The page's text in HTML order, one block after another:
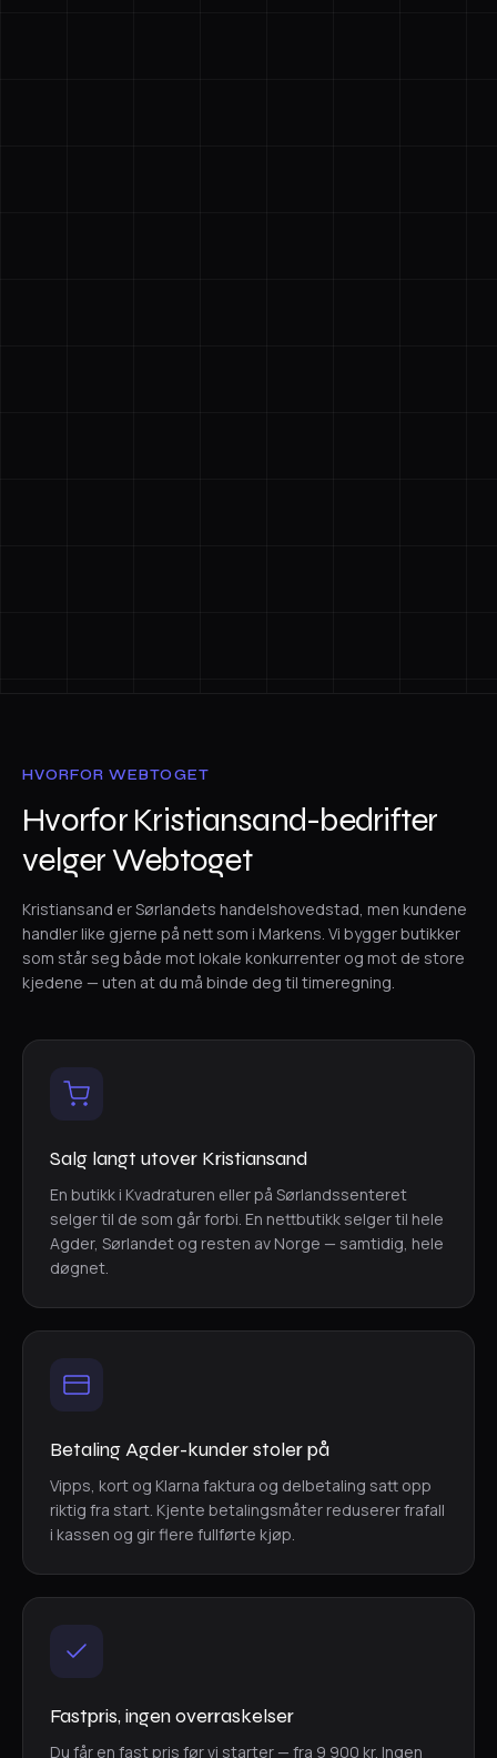
HVORFOR WEBTOGET
Hvorfor Kristiansand-bedrifter
velger Webtoget
Kristiansand er Sørlandets handelshovedstad, men kundene
handler like gjerne på nett som i Markens. Vi bygger butikker
som står seg både mot lokale konkurrenter og mot de store
kjedene — uten at du må binde deg til timeregning.
Salg langt utover Kristiansand
En butikk i Kvadraturen eller på Sørlandssenteret
selger til de som går forbi. En nettbutikk selger til hele
Agder, Sørlandet og resten av Norge — samtidig, hele
døgnet.
Betaling Agder-kunder stoler på
Vipps, kort og Klarna faktura og delbetaling satt opp
riktig fra start. Kjente betalingsmåter reduserer frafall
i kassen og gir flere fullførte kjøp.
Fastpris, ingen overraskelser
Du får en fast pris før vi starter — fra 9 900 kr. Ingen